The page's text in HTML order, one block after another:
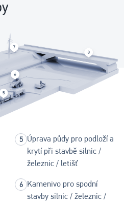
Úprava půdy pro podloží a
krytí při stavbě silnic /
železnic / letišť
Kamenivo pro spodní
stavby silnic / železnic /